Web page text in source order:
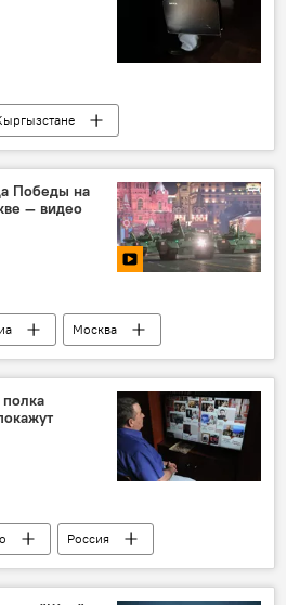
Кыргызстан
Бейшеналиев
назначение
Победы на
— видео
Москва
Россия